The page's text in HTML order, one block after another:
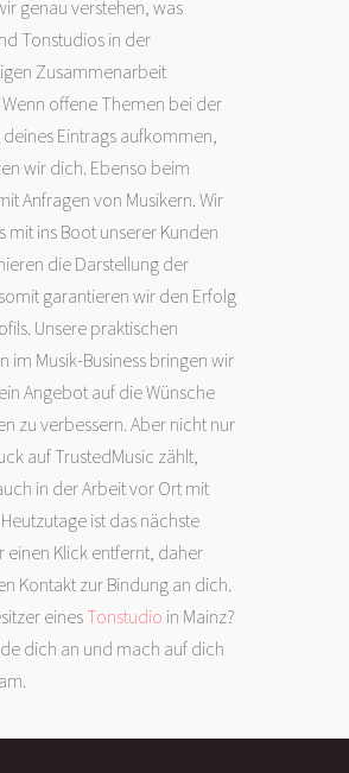
genau verstehen, was
Tonstudios in der
Zusammenarbeit
offene Themen bei der
deines Eintrags aufkommen,
wir dich. Ebenso beim
Anfragen von Musikern. Wir
mit ins Boot unserer Kunden
die Darstellung der
garantieren wir den Erfolg
Unsere praktischen
im Musik-Business bringen wir
Angebot auf die Wünsche
zu verbessern. Aber nicht nur
auf TrustedMusic zählt,
in der Arbeit vor Ort mit
ist das nächste
einen Klick entfernt, daher
Kontakt zur Bindung an dich.
einesTonstudio in Mainz?
dich an und mach auf dich